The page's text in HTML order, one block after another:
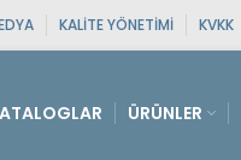
KALITE YÖNETIMI KVKK
ÜRÜNLER